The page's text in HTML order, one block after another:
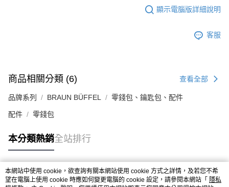
顯示電腦版詳細說明
客服
商品相關分類 (6) 查看全部
品牌系列 BRAUN BÜFFEL 零錢包、鑰匙包、配件
配件 零錢包
本分類熱銷全站排行
熱門標籤
本網站中使用 cookie，欲查詢有關本網站使用 cookie 方式之詳情，及若您不希
望在電腦上使用 cookie 時應如何變更電腦的 cookie 設定，請參閱本網站「 隱私